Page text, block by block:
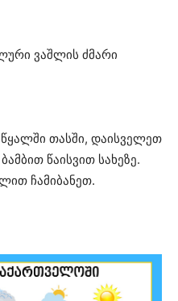
ვაშლის ძმარი
თასში, დაისველეთ
წაისვით სახეზე.
ჩამიბანეთ.